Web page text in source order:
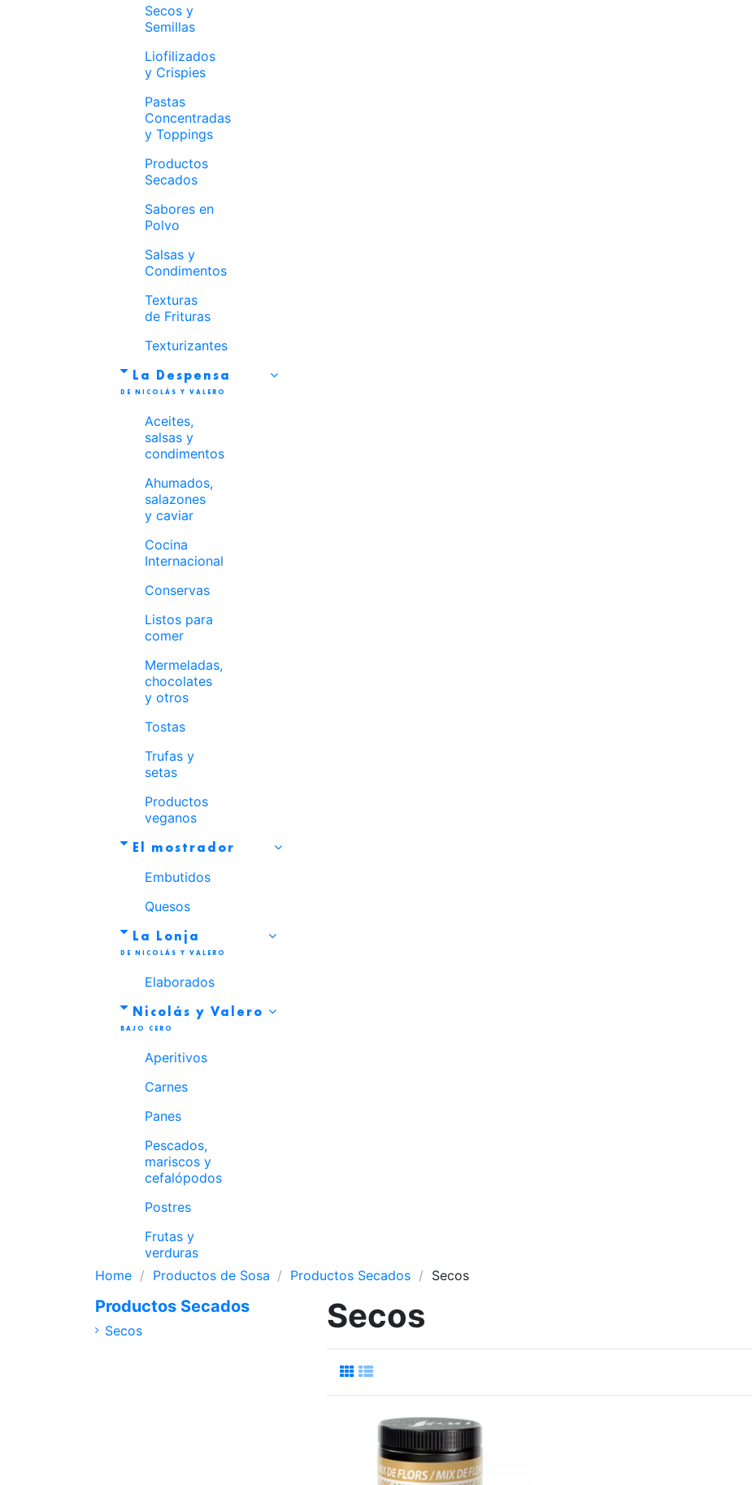
Secos y
Semillas
Liofilizados
y Crispies
Pastas
Concentradas
y Toppings
Productos
Secados
Sabores en
Polvo
Salsas y
Condimentos
Texturas
de Frituras
Texturizantes
La Despensa
Aceites,
salsas y
condimentos
Ahumados,
salazones
y caviar
Cocina
Internacional
Conservas
Listos para
comer
Mermeladas,
chocolates
y otros
Tostas
Trufas y
setas
Productos
veganos
El mostrador
Embutidos
Quesos
La Lonja
Elaborados
Nicolás y Valero
Aperitivos
Carnes
Panes
Pescados,
mariscos y
cefalópodos
Postres
Frutas y
verduras
Home
Productos de Sosa Productos Secados Secos
Secos
Productos Secados
Secos